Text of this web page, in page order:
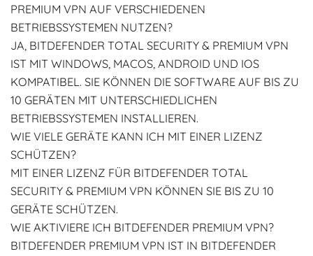
PREMIUM VPN AUF VERSCHIEDENEN
BETRIEBSSYSTEMEN NUTZEN?
JA, BITDEFENDER TOTAL SECURITY & PREMIUM VPN
IST MIT WINDOWS, MACOS, ANDROID UND IOS
KOMPATIBEL. SIE KÖNNEN DIE SOFTWARE AUF BIS ZU
10 GERÄTEN MIT UNTERSCHIEDLICHEN
BETRIEBSSYSTEMEN INSTALLIEREN.
WIE VIELE GERÄTE KANN ICH MIT EINER LIZENZ
SCHÜTZEN?
MIT EINER LIZENZ FÜR BITDEFENDER TOTAL
SECURITY & PREMIUM VPN KÖNNEN SIE BIS ZU 10
GERÄTE SCHÜTZEN.
WIE AKTIVIERE ICH BITDEFENDER PREMIUM VPN?
BITDEFENDER PREMIUM VPN IST IN BITDEFENDER